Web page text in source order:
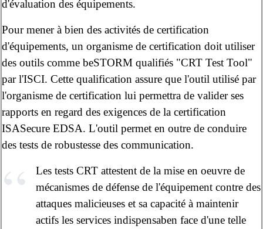
d'évaluation des équipements.
Pour mener à bien des activités de certification
d'équipements, un organisme de certification doit utiliser
des outils comme beSTORM qualifiés "CRT Test Tool"
par l'ISCI. Cette qualification assure que l'outil utilisé par
l'organisme de certification lui permettra de valider ses
rapports en regard des exigences de la certification
ISASecure EDSA. L'outil permet en outre de conduire
des tests de robustesse des communication.
Les tests CRT attestent de la mise en oeuvre de
mécanismes de défense de l'équipement contre des
attaques malicieuses et sa capacité à maintenir
actifs les services indispensaben face d'une telle